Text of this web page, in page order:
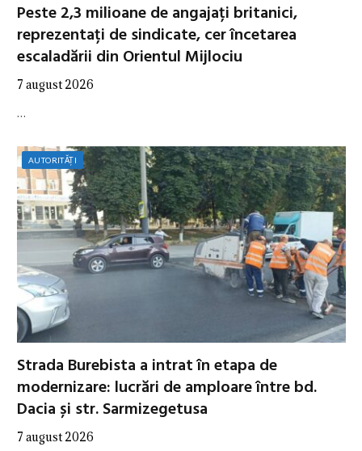
Peste 2,3 milioane de angajați britanici,
reprezentați de sindicate, cer încetarea
escaladării din Orientul Mijlociu
7 august 2026
…
AUTORITĂȚI
Strada Burebista a intrat în etapa de
modernizare: lucrări de amploare între bd.
Dacia și str. Sarmizegetusa
7 august 2026